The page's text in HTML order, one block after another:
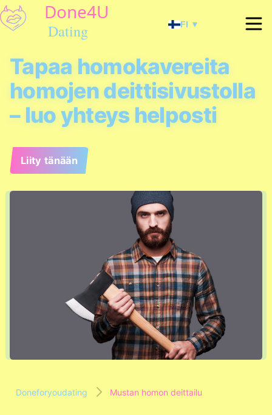
FI ▼
Tapaa homokavereita
homojen deittisivustolla
– luo yhteys helposti
Liity tänään
Doneforyoudating Mustan homon deittailu